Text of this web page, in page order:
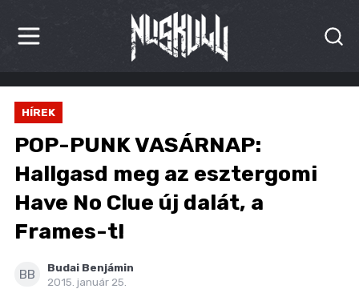
HÍREK
KRITIKÁK
BESZÁMOLÓK
INTERJÚK
PREMIEREK
KULT
HÍREK
POP-PUNK VASÁRNAP:
Hallgasd meg az esztergomi
Have No Clue új dalát, a
Frames-t!
BB
Budai Benjámin
2015. január 25.